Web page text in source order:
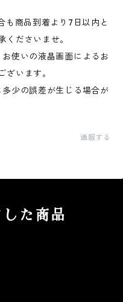
商品到着より7日以内と
くださいませ。
使いの液晶画面によるお
います。
少の誤差が生じる場合が
通報する
た商品